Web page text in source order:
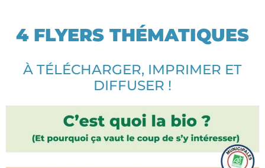
4 FLYERS THÉMATIQUES
À TÉLÉCHARGER, IMPRIMER ET
DIFFUSER !